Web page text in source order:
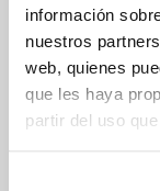
información
nuestros
web, quienes
que les haya
partir del uso